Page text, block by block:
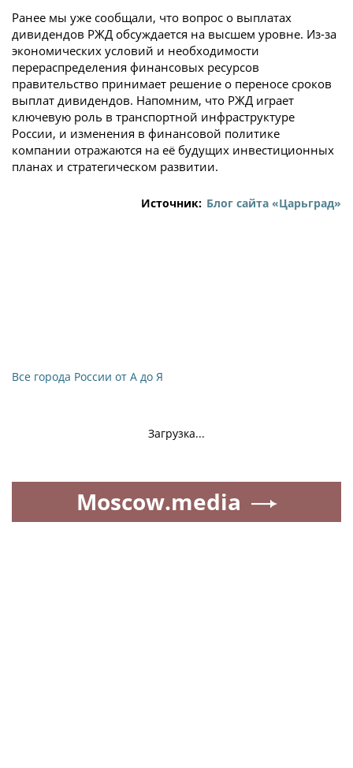
Ранее мы уже сообщали, что вопрос о выплатах
дивидендов РЖД обсуждается на высшем уровне. Из-за
экономических условий и необходимости
перераспределения финансовых ресурсов
правительство принимает решение о переносе сроков
выплат дивидендов. Напомним, что РЖД играет
ключевую роль в транспортной инфраструктуре
России, и изменения в финансовой политике
компании отражаются на её будущих инвестиционных
планах и стратегическом развитии.
Источник: Блог сайта «Царьград»
Все города России от А до Я
Загрузка...
Moscow.media